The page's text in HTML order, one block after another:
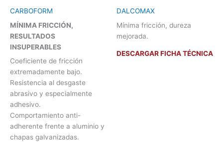
CARBOFORM
MÍNIMA FRICCIÓN,
RESULTADOS
INSUPERABLES
Coeficiente de fricción
extremadamente bajo.
Resistencia al desgaste
abrasivo y especialmente
adhesivo.
Comportamiento anti-
adherente frente a aluminio y
chapas galvanizadas.
DALCOMAX
Mínima fricción, dureza
mejorada.
DESCARGAR FICHA TÉCNICA